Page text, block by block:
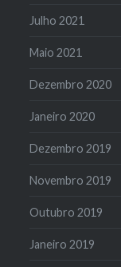
Julho 2021
Maio 2021
Dezembro 2020
Janeiro 2020
Dezembro 2019
Novembro 2019
Outubro 2019
Janeiro 2019